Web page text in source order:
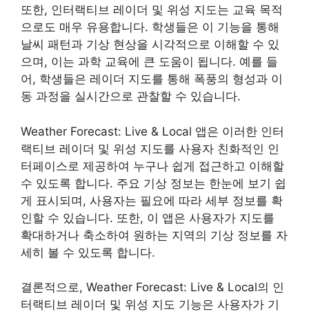
또한, 인터랙티브 레이더 및 위성 지도는 교육 목적
으로도 매우 유용합니다. 학생들은 이 기능을 통해
날씨 패턴과 기상 현상을 시각적으로 이해할 수 있
으며, 이는 과학 교육에 큰 도움이 됩니다. 예를 들
어, 학생들은 레이더 지도를 통해 폭풍의 형성과 이
동 과정을 실시간으로 관찰할 수 있습니다.
Weather Forecast: Live & Local 앱은 이러한 인터
랙티브 레이더 및 위성 지도를 사용자 친화적인 인
터페이스로 제공하여 누구나 쉽게 접근하고 이해할
수 있도록 합니다. 주요 기상 정보는 한눈에 보기 쉽
게 표시되며, 사용자는 필요에 따라 세부 정보를 확
인할 수 있습니다. 또한, 이 앱은 사용자가 지도를
확대하거나 축소하여 원하는 지역의 기상 정보를 자
세히 볼 수 있도록 합니다.
결론적으로, Weather Forecast: Live & Local의 인
터랙티브 레이더 및 위성 지도 기능은 사용자가 기